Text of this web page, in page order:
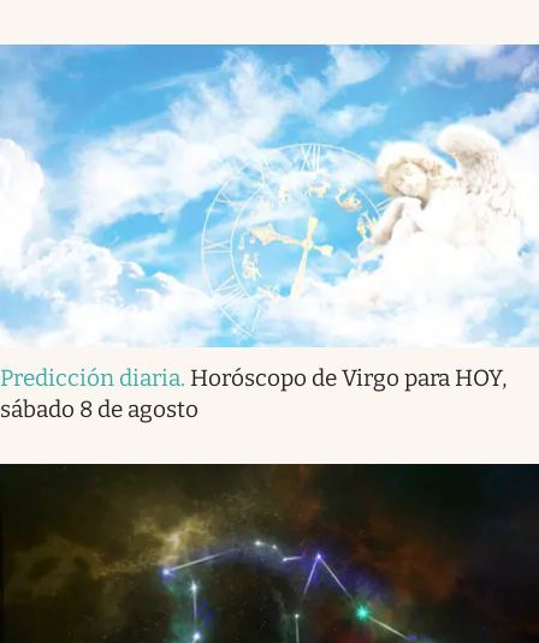
Predicción diaria. Horóscopo de Virgo para HOY,
sábado 8 de agosto